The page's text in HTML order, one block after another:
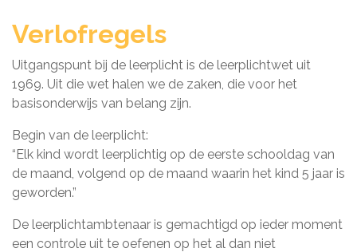
Verlofregels
Uitgangspunt bij de leerplicht is de leerplichtwet uit
1969. Uit die wet halen we de zaken, die voor het
basisonderwijs van belang zijn.
Begin van de leerplicht:
“Elk kind wordt leerplichtig op de eerste schooldag van
de maand, volgend op de maand waarin het kind 5 jaar is
geworden.”
De leerplichtambtenaar is gemachtigd op ieder moment
een controle uit te oefenen op het al dan niet